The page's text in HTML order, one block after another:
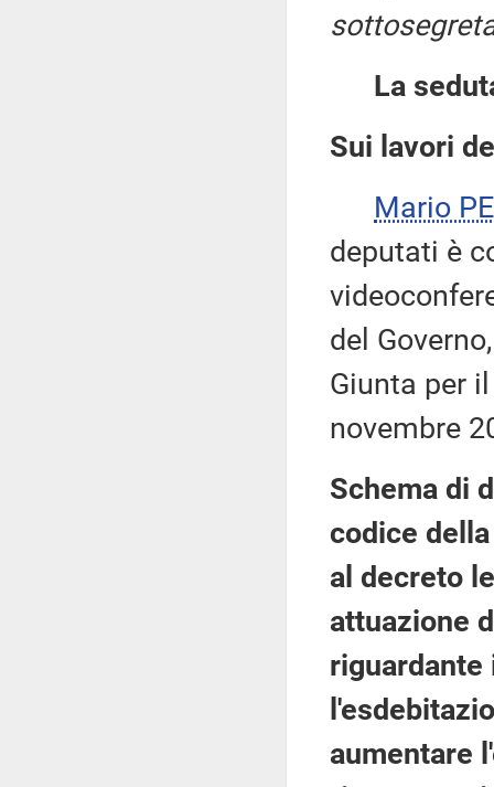
La
Sui lavori
Mario
deputati è
del
Giunta per
novembre
Schema di
codice
al decreto
attuazione
aumentare